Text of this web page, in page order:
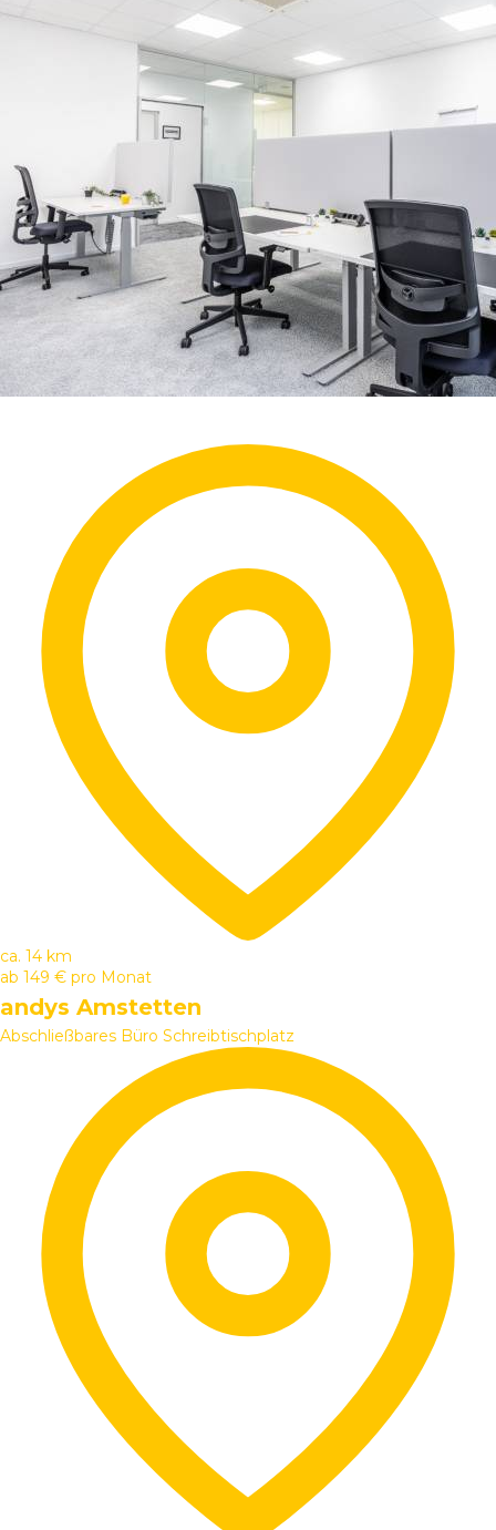
ca. 14 km
ab 149 € pro Monat
andys Amstetten
Abschließbares Büro Schreibtischplatz